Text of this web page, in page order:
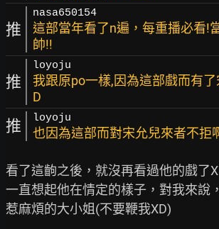
推
nasa650154
這部當年看了n遍，每重播必看!
帥!!
推
loyoju
我跟原po一樣,因為這部戲而有
D
推 loyoju
也因為這部而對宋允兒來者不拒
看了這齣之後，就沒再看過他的戲了
一直想起他在情定的樣子，對我來說